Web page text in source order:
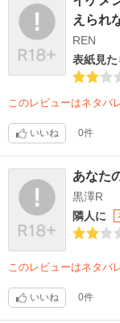
えられ
REN
表紙見た
このレビューはネタバ
いいね 0件
あなた
黒澤R
隣人に
このレビューはネタバ
いいね 0件